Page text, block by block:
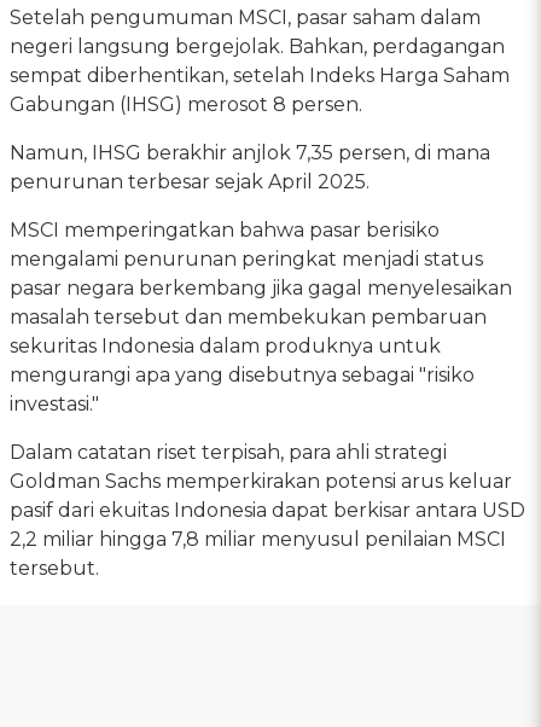
Setelah pengumuman MSCI, pasar saham dalam
negeri langsung bergejolak. Bahkan, perdagangan
sempat diberhentikan, setelah Indeks Harga Saham
Gabungan (IHSG) merosot 8 persen.
Namun, IHSG berakhir anjlok 7,35 persen, di mana
penurunan terbesar sejak April 2025.
MSCI memperingatkan bahwa pasar berisiko
mengalami penurunan peringkat menjadi status
pasar negara berkembang jika gagal menyelesaikan
masalah tersebut dan membekukan pembaruan
sekuritas Indonesia dalam produknya untuk
mengurangi apa yang disebutnya sebagai "risiko
investasi."
Dalam catatan riset terpisah, para ahli strategi
Goldman Sachs memperkirakan potensi arus keluar
pasif dari ekuitas Indonesia dapat berkisar antara USD
2,2 miliar hingga 7,8 miliar menyusul penilaian MSCI
tersebut.